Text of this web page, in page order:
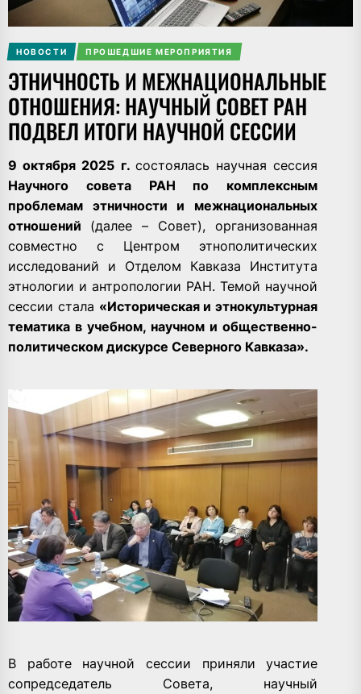
НОВОСТИ ПРОШЕДШИЕ МЕРОПРИЯТИЯ
ЭТНИЧНОСТЬ И МЕЖНАЦИОНАЛЬНЫЕ
ОТНОШЕНИЯ: НАУЧНЫЙ СОВЕТ РАН
ПОДВЕЛ ИТОГИ НАУЧНОЙ СЕССИИ
9 октября 2025 г. состоялась научная сессия
Научного совета РАН по комплексным
проблемам этничности и межнациональных
отношений (далее – Совет), организованная
совместно с Центром этнополитических
исследований и Отделом Кавказа Института
этнологии и антропологии РАН. Темой научной
сессии стала «Историческая и этнокультурная
тематика в учебном, научном и общественно-
политическом дискурсе Северного Кавказа».
В работе научной сессии приняли участие
сопредседатель Совета, научный